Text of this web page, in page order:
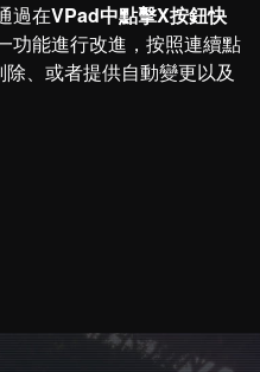
過在VPad中點擊X按鈕快
功能進行改進，按照連續點
、或者提供自動變更以及